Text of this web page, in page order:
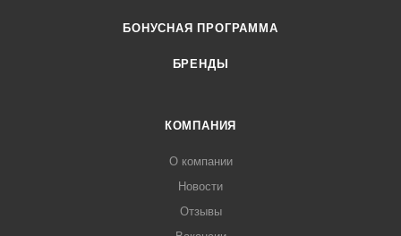
БОНУСНАЯ ПРОГРАММА
БРЕНДЫ
КОМПАНИЯ
О компании
Новости
Отзывы